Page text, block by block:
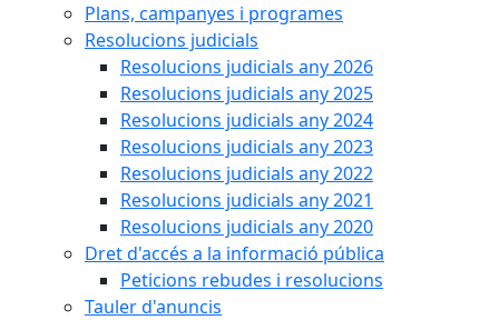
Plans, campanyes i programes
Resolucions judicials
Resolucions judicials any 2026
Resolucions judicials any 2025
Resolucions judicials any 2024
Resolucions judicials any 2023
Resolucions judicials any 2022
Resolucions judicials any 2021
Resolucions judicials any 2020
Dret d'accés a la informació pública
Peticions rebudes i resolucions
Tauler d'anuncis